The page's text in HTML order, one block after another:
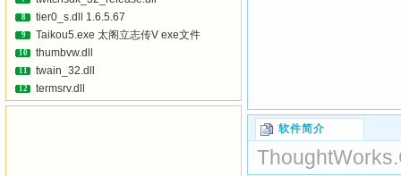
软件简介
8 tier0_s.dll 1.6.5.67
9 Taikou5.exe 太阁立志传V exe文件
10 thumbvw.dll
11 twain_32.dll
12 termsrv.dll